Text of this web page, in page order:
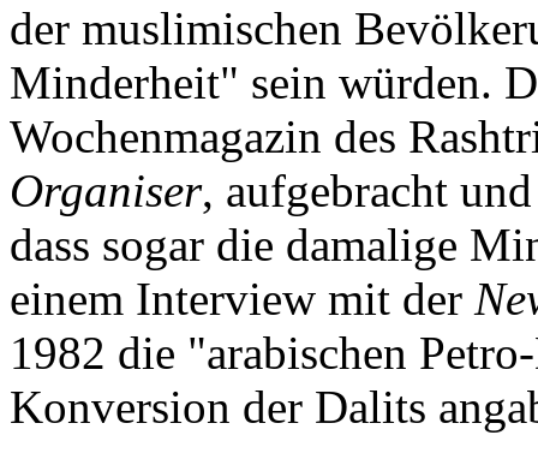
der muslimischen
Minderheit" sein würden.
Wochenmagazin des
Organiser, aufgebracht
dass sogar die damalige
einem Interview mit der
1982 die "arabischen
Konversion der Dalits